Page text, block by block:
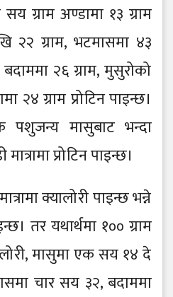
ग्राम अण्डामा १३ ग्राम
२२ ग्राम, भटमासमा ४३
बदाममा २६ ग्राम, मुसुरोको
२४ ग्राम प्रो टिन पाइन्छ।
पशुजन्य मासुबाट भन्दा
प्रो टिन पाइन्छ।
क्यालो री पाइन्छ भन्ने
तर यथार्थमा १०० ग्राम
री, मासुमा एक सय १४ दे
चार सय ३२, बदाममा